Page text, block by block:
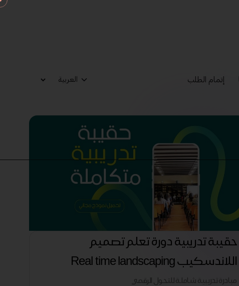
إتمام الطلب
حقيبة تدريبية دورة تعلم تصميم
اللاندسكيب Real time landscaping
مبادرة تدريبية شاملة للتحول الرقمي